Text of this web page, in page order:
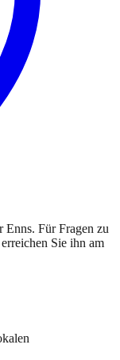
Enns. Für Fragen zu
Sie ihn am